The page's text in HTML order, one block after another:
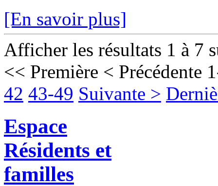
[En savoir plus]
Afficher les résultats 1 à 7
<< Première < Précédente
42 43-49 Suivante >
Espace
Résidents et
familles